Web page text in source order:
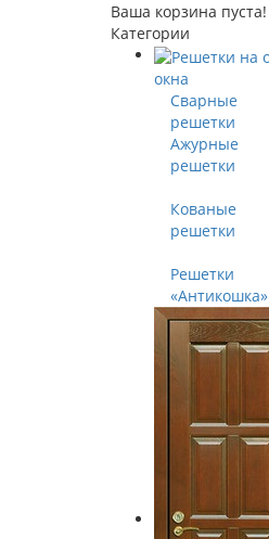
Ваша корзина пуста!
Категории
окна
Сварные
решетки
Ажурные
решетки
Кованые
решетки
Решетки
«Антикошка»